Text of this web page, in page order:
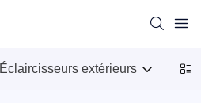
Éclaircisseurs extérieurs